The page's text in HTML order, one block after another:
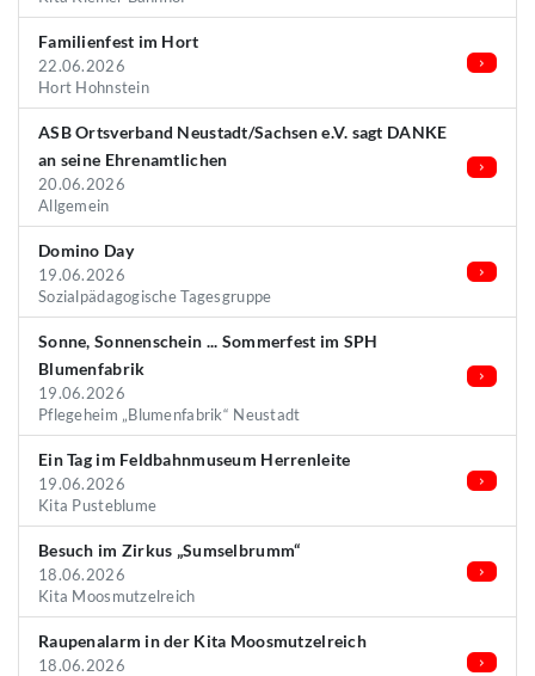
Familienfest im Hort
22.06.2026
Hort Hohnstein
ASB Ortsverband Neustadt/Sachsen e.V. sagt DANKE
an seine Ehrenamtlichen
20.06.2026
Allgemein
Domino Day
19.06.2026
Sozialpädagogische Tagesgruppe
Sonne, Sonnenschein ... Sommerfest im SPH
Blumenfabrik
19.06.2026
Pflegeheim „Blumenfabrik“ Neustadt
Ein Tag im Feldbahnmuseum Herrenleite
19.06.2026
Kita Pusteblume
Besuch im Zirkus „Sumselbrumm“
18.06.2026
Kita Moosmutzelreich
Raupenalarm in der Kita Moosmutzelreich
18.06.2026